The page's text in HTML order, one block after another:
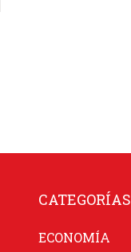
CATEGORÍAS
ECONOMÍA